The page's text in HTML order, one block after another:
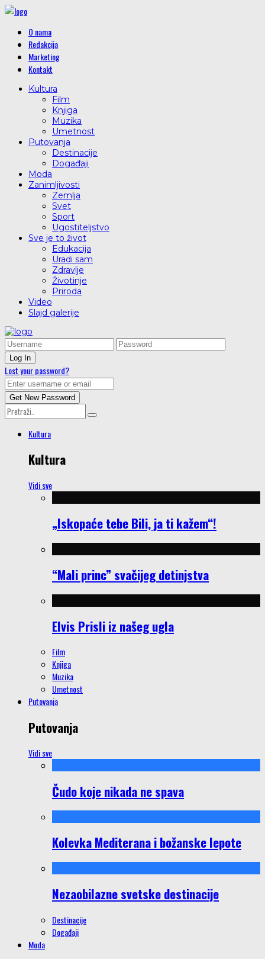
O nama
Redakcija
Marketing
Kontakt
Kultura
Film
Knjiga
Muzika
Umetnost
Putovanja
Destinacije
Događaji
Moda
Zanimljivosti
Zemlja
Svet
Sport
Ugostiteljstvo
Sve je to život
Edukacija
Uradi sam
Zdravlje
Životinje
Priroda
Video
Slajd galerije
Lost your password?
Kultura
Kultura
Vidi sve
„Iskopaće tebe Bili, ja ti kažem“!
“Mali princ” svačijeg detinjstva
Elvis Prisli iz našeg ugla
Film
Knjiga
Muzika
Umetnost
Putovanja
Putovanja
Vidi sve
Čudo koje nikada ne spava
Kolevka Mediterana i božanske lepote
Nezaobilazne svetske destinacije
Destinacije
Događaji
Moda